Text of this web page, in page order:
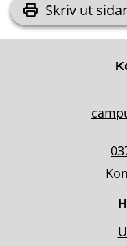
Skriv ut